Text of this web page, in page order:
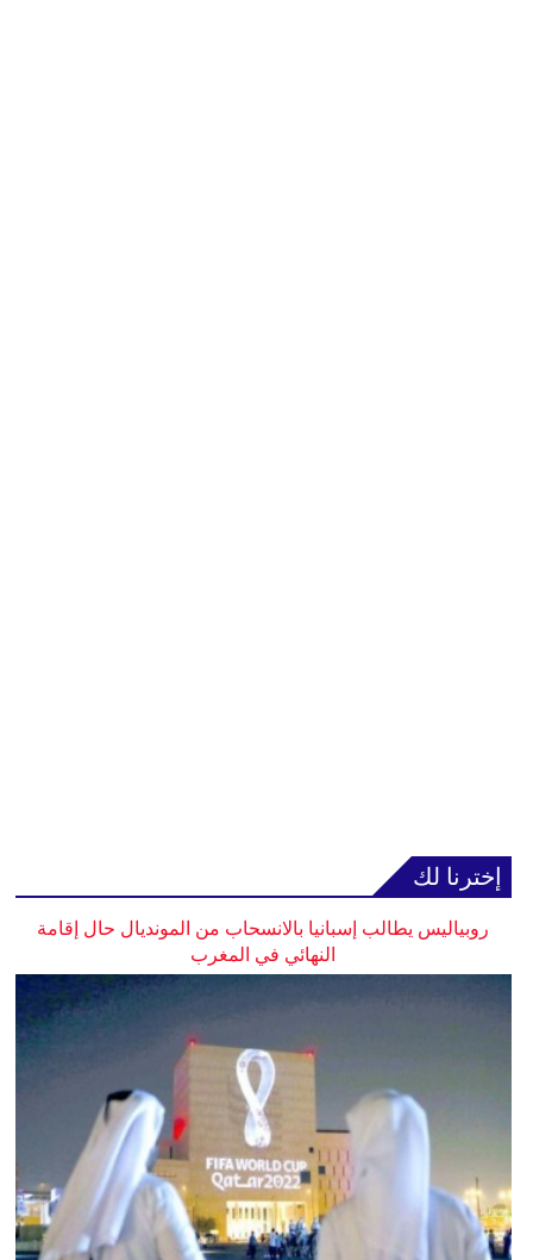
إخترنا لك
روبياليس يطالب إسبانيا بالانسحاب من المونديال حال إقامة
النهائي في المغرب